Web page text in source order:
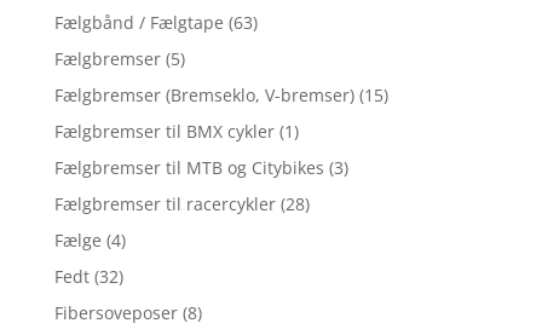
Fælgbånd / Fælgtape (63)
Fælgbremser (5)
Fælgbremser (Bremseklo, V-bremser) (15)
Fælgbremser til BMX cykler (1)
Fælgbremser til MTB og Citybikes (3)
Fælgbremser til racercykler (28)
Fælge (4)
Fedt (32)
Fibersoveposer (8)